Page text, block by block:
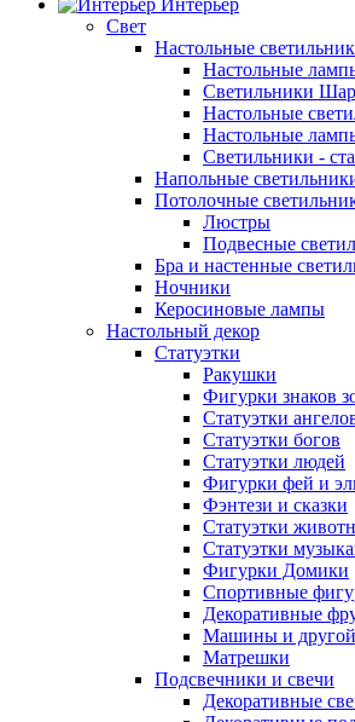
Интерьер
Свет
Настольные
Настольные
Светильники
Настольные
Настольные
Светильники -
Напольные
Потолочные
Люстры
Подвесные
Бра и настенные
Ночники
Керосиновые лампы
Настольный декор
Статуэтки
Ракушки
Фигурки знаков
Статуэтки
Статуэтки богов
Статуэтки людей
Фигурки фей и
Фэнтези и сказки
Статуэтки
Статуэтки
Фигурки Домики
Спортивные
Декоративные
Машины и другой
Матрешки
Подсвечники и свечи
Декоративные